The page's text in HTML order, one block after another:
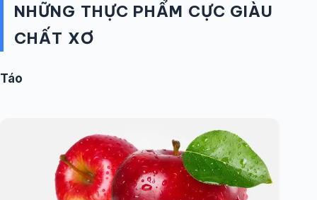
NHỮNG THỰC PHẨM CỰC GIÀU
CHẤT XƠ
Táo